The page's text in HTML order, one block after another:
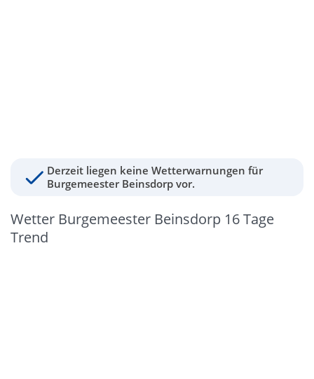
Derzeit liegen keine Wetterwarnungen für
Burgemeester Beinsdorp vor.
Wetter Burgemeester Beinsdorp 16 Tage
Trend